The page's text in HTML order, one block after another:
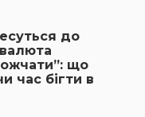
до
що
час бігти в